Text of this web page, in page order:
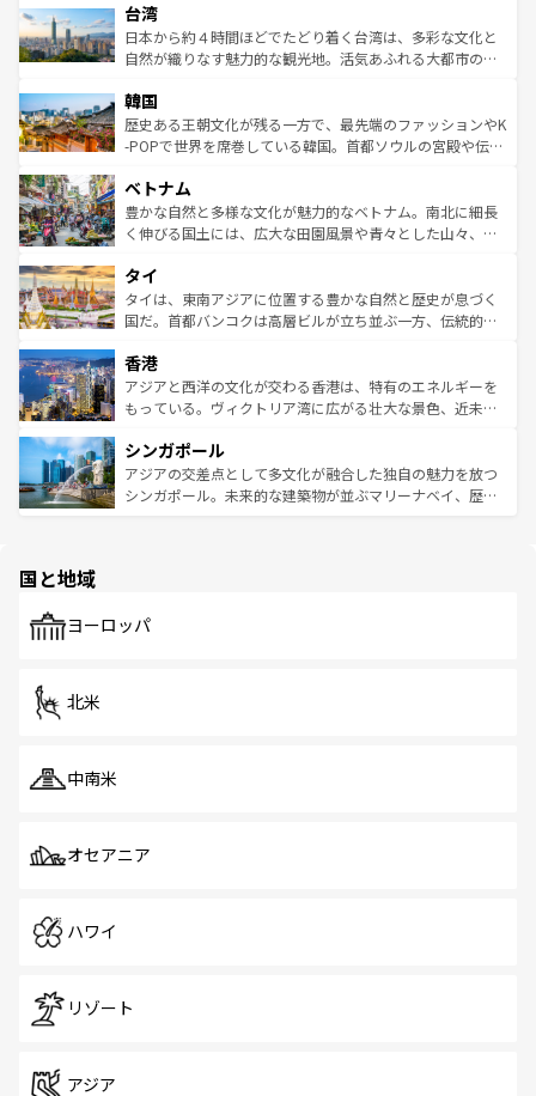
ならではの贅沢な旅のスタイルだ。 なお、新着のアメリカ
情報はコンテンツ一覧を参照してほしい。
れるおもてなしの心で訪れる人々を迎えてくれるハワイの
人々、おいしいローカルフードやハワイアンミュージッ
ク、伝統的なフラダンスなど、すべてがハワイの魅力を彩
ワイを、存分に味わってほしい。 なお、新着のハワイ情報
はコンテンツ一覧を参照してほしい。
リアリーフや大陸中央部にそびえるウルル（エアーズロッ
ク）、タスマニアの美しい原生林やケアンズの熱帯雨林な
ど、見どころがたくさん。また、カフェやワイン、オージ
いる。アクティビティも充実しており、サーフィンやダイ
ビング、ハイキングなど、アウトドア好きにはたまらな
い。オーストラリアの多彩な魅力を存分に味わいつくそ
参照してほしい。
台湾
日本から約４時間ほどでたどり着く台湾は、多彩な文化と
自然が織りなす魅力的な観光地。活気あふれる大都市の台
ン）、静ひつな山岳地帯である台湾東部など、都市の喧騒
と山間の静けさが共存しており、訪れる人に新しい発見と
驚きをもたらしてくれる。また、奥深い台湾の食文化も魅
容にもいいと評判のスイーツなど、バラエティ豊かな料理
が味わえる。 なお、新着の台湾情報は コンテンツ一覧を参
照してほしい。
韓国
歴史ある王朝文化が残る一方で、最先端のファッションやK
-POPで世界を席巻している韓国。首都ソウルの宮殿や伝統
き、地方に足を延ばせば四季折々の自然美を楽しむことが
できる。そして、キムチや焼肉、絶品のストリートフード
まで、さまざまな韓国料理が待っている。夜には、韓国な
リティに包まれながら、韓国の多彩な魅力を心ゆくまで味
わってみてほしい。 なお、新着の韓国情報はコンテンツ一
覧を参照してほしい。
ベトナム
豊かな自然と多様な文化が魅力的なベトナム。南北に細長
く伸びる国土には、広大な田園風景や青々とした山々、世
急速な発展と共に伝統が息づく。ハノイの古い町並みやホ
ーチミン市のフランス統治時代の建物も、独特の雰囲気を
醸し出している。また、バラエティの豊かさとおいしさで
とつ。フォーやバインミー、ベトナムコーヒーなどは、ぜ
ひ現地で味わいたい。どの地域を訪れてもあたたかい人々
が旅行者を迎えてくれるので、きっと忘れられない旅にな
参照してほしい。
タイ
タイは、東南アジアに位置する豊かな自然と歴史が息づく
国だ。首都バンコクは高層ビルが立ち並ぶ一方、伝統的な
の活気が交差している。北部ではチェンマイなどの山岳地
帯で自然と触れ合い、南部ではプーケットやクラビの美し
いビーチでリゾート気分を楽しむことができる。タイ料理
激する。気候は一年中温暖で、どの季節にも異なる楽しみ
が待っている。親しみやすいタイの人々、仏教を中心とし
た文化、そして多様な観光資源が、訪れる旅人を魅了し続
香港
アジアと西洋の文化が交わる香港は、特有のエネルギーを
もっている。ヴィクトリア湾に広がる壮大な景色、近未来
み、どこを訪れても感動するはず。観光スポットが密集し
ており、効率よく見どころを回れるのも魅力。息をのむよ
うな絶景から文化的な体験まで、香港を存分に楽しみ尽く
シンガポール
アジアの交差点として多文化が融合した独自の魅力を放つ
シンガポール。未来的な建築物が並ぶマリーナベイ、歴史
で、ホーカーズは地元の風情を楽しめる外せないスポット
国と地域
ヨーロッパ
北米
中南米
オセアニア
ハワイ
リゾート
アジア